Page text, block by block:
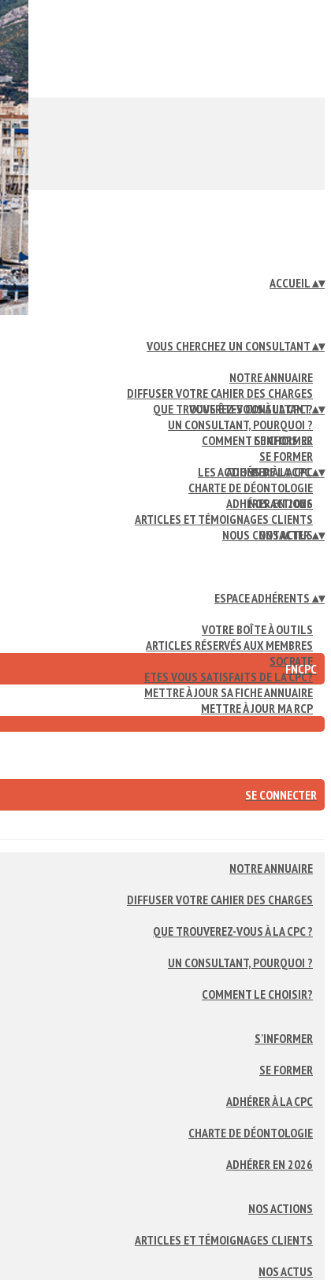
ACCUEIL▴▾
VOUS CHERCHEZ UN CONSULTANT▴▾
NOTRE ANNUAIRE
DIFFUSER VOTRE CAHIER DES CHARGES
QUE TROUVEREZ-VOUS À LA CPC ?
UN CONSULTANT, POURQUOI ?
COMMENT LE CHOISIR?
VOUS ÊTES CONSULTANT▴▾
S'INFORMER
SE FORMER
ADHÉRER À LA CPC
CHARTE DE DÉONTOLOGIE
ADHÉRER EN 2026
LES ACTIONS DE LA CPC▴▾
NOS ACTIONS
ARTICLES ET TÉMOIGNAGES CLIENTS
NOS ACTUS
NOUS CONTACTER▴▾
ESPACE ADHÉRENTS ▴▾
VOTRE BOÎTE À OUTILS
ARTICLES RÉSERVÉS AUX MEMBRES
SOCRATE
ETES VOUS SATISFAITS DE LA CPC?
METTRE À JOUR SA FICHE ANNUAIRE
METTRE À JOUR MA RCP
FNCPC
SE CONNECTER
NOTRE ANNUAIRE
DIFFUSER VOTRE CAHIER DES CHARGES
QUE TROUVEREZ-VOUS À LA CPC ?
UN CONSULTANT, POURQUOI ?
COMMENT LE CHOISIR?
S'INFORMER
SE FORMER
ADHÉRER À LA CPC
CHARTE DE DÉONTOLOGIE
ADHÉRER EN 2026
NOS ACTIONS
ARTICLES ET TÉMOIGNAGES CLIENTS
NOS ACTUS